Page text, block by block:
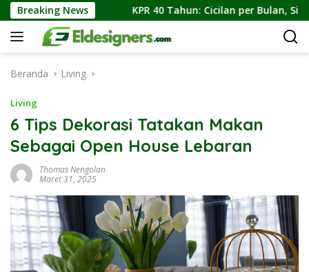
Langsung
ke
konten
Breaking NewsKPR 40 Tahun: Cicilan per Bulan, Simulasi
Beranda Living
Living
6 Tips Dekorasi Tatakan Makan
Sebagai Open House Lebaran
Thomas Nengolan
Maret 31, 2025